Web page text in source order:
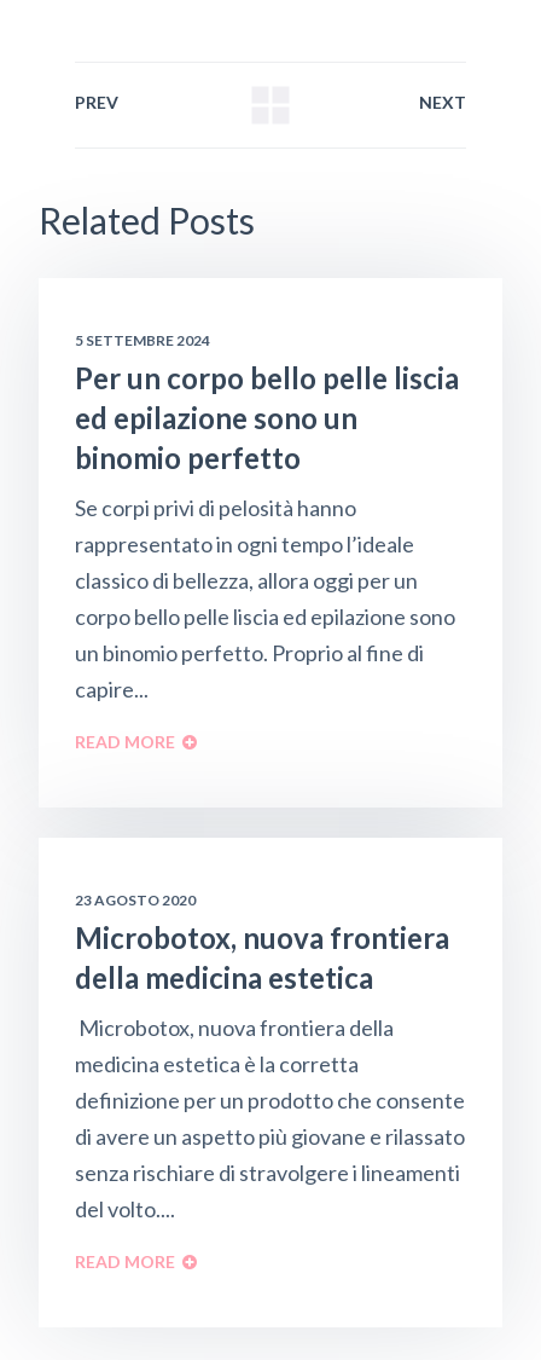
PREV NEXT
Related Posts
5 SETTEMBRE 2024
Per un corpo bello pelle liscia
ed epilazione sono un
binomio perfetto
Se corpi privi di pelosità hanno
rappresentato in ogni tempo l’ideale
classico di bellezza, allora oggi per un
corpo bello pelle liscia ed epilazione sono
un binomio perfetto. Proprio al fine di
capire...
READ MORE
23 AGOSTO 2020
Microbotox, nuova frontiera
della medicina estetica
Microbotox, nuova frontiera della
medicina estetica è la corretta
definizione per un prodotto che consente
di avere un aspetto più giovane e rilassato
senza rischiare di stravolgere i lineamenti
del volto....
READ MORE